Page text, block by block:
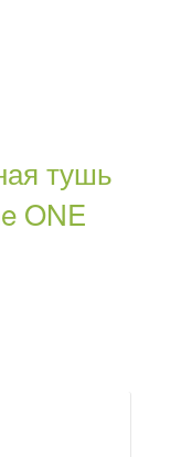
тушь
ONE